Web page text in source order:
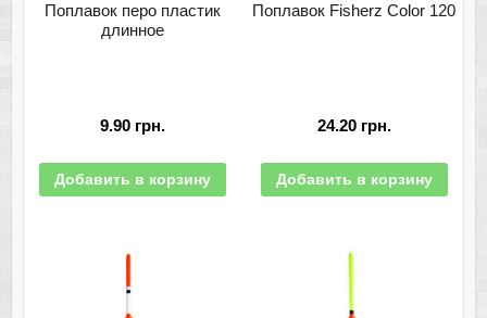
Поплавок перо пластик
длинное
9.90 грн.
Добавить в корзину
Поплавок Fisherz Color 120
24.20 грн.
Добавить в корзину